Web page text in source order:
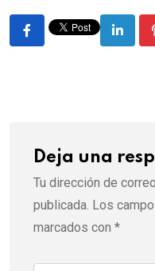
Deja una
Tu dirección de
publicada. Los
marcados con *